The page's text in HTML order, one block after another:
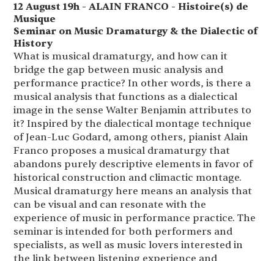
12 August 19h - ALAIN FRANCO - Histoire(s) de
Musique
Seminar on Music Dramaturgy & the Dialectic of
History
What is musical dramaturgy, and how can it
bridge the gap between music analysis and
performance practice? In other words, is there a
musical analysis that functions as a dialectical
image in the sense Walter Benjamin attributes to
it? Inspired by the dialectical montage technique
of Jean-Luc Godard, among others, pianist Alain
Franco proposes a musical dramaturgy that
abandons purely descriptive elements in favor of
historical construction and climactic montage.
Musical dramaturgy here means an analysis that
can be visual and can resonate with the
experience of music in performance practice. The
seminar is intended for both performers and
specialists, as well as music lovers interested in